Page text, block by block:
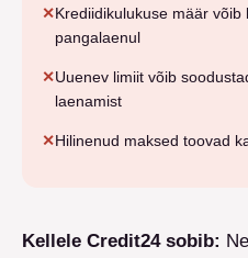
✕Krediidikulukuse määr
pangalaenul
✕Uuenev limiit võib
laenamist
✕Hilinenud maksed toovad
Kellele Credit24 sobib: